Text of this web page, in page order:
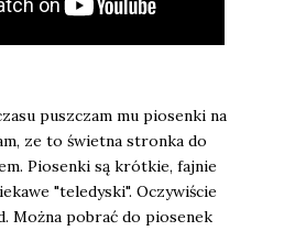
puszczam mu piosenki na
ze to świetna stronka do
Piosenki są krótkie, fajnie
"teledyski". Oczywiście
Można pobrać do piosenek